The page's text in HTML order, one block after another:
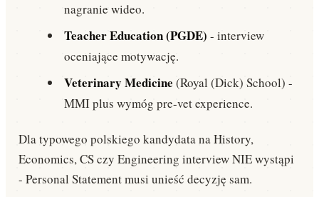
nagranie wideo.
Teacher Education (PGDE) - interview
oceniające motywację.
Veterinary Medicine (Royal (Dick) School) -
MMI plus wymóg pre-vet experience.
Dla typowego polskiego kandydata na History,
Economics, CS czy Engineering interview NIE wystąpi
- Personal Statement musi unieść decyzję sam.